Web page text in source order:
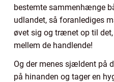
bestemte sammenhænge
udlandet, så foranlediges
øvet sig og trænet op til
mellem de handlende!
Og der menes sjældent på
på hinanden og tager en